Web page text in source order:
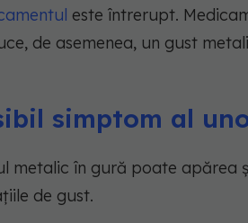
este întrerupt.
de asemenea, un gust
simptom al
metalic în gură poate apărea
de gust.